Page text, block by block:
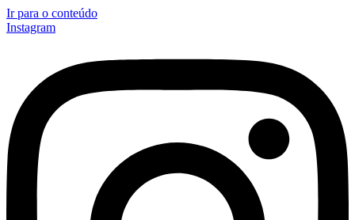
Ir para o conteúdo
Instagram